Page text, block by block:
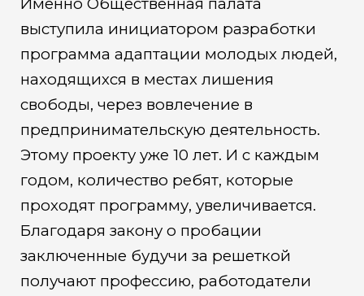
Именно Общественная палата
выступила инициатором разработки
программа адаптации молодых людей,
находящихся в местах лишения
свободы, через вовлечение в
предпринимательскую деятельность.
Этому проекту уже 10 лет. И с каждым
годом, количество ребят, которые
проходят программу, увеличивается.
Благодаря закону о пробации
заключенные будучи за решеткой
получают профессию, работодатели